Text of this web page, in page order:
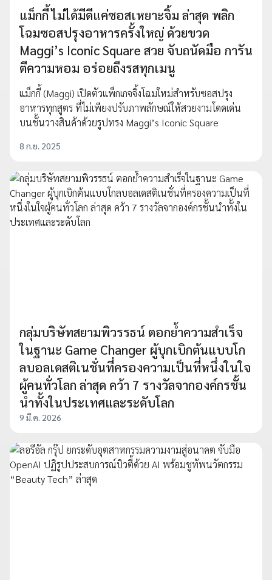
แม็กกี้ ไม่ได้มีดีแค่ซอสเหยาะจิ้ม ล่าสุด พลิก
โฉมซอสปรุงอาหารครั้งใหญ่ ด้วยขวด
Maggi’s Iconic Square สวย จับถนัดมือ การัน
ตีความหอม อร่อยถึงรสทุกเมนู
แม็กกี้ (Maggi) เปิดตัวแพ็กเกจจิ้งโฉมใหม่สำหรับซอสปรุง
อาหารทุกสูตร ที่ไม่เพียงปรับภาพลักษณ์ให้สวยงามโดดเด่น
บนชั้นวางสินค้าด้วยรูปทรง Maggi’s Iconic Square
8 ก.ย. 2025
กลุ่มบริษัทสยามพิวรรธน์ ตอกย้ำความสำเร็จ
ในฐานะ Game Changer ผู้บุกเบิกต้นแบบโก
ลบอลเดสติเนชั่นที่ครองความเป็นที่หนึ่งในใจ
ผู้คนทั่วโลก ล่าสุด คว้า 7 รางวัลจากองค์กรชั้น
นำทั้งในประเทศและระดับโลก
9 มี.ค. 2026